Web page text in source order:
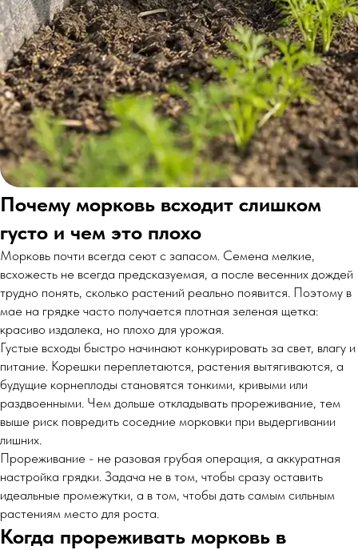
Почему морковь всходит слишком
густо и чем это плохо
Морковь почти всегда сеют с запасом. Семена мелкие,
всхожесть не всегда предсказуемая, а после весенних дождей
трудно понять, сколько растений реально появится. Поэтому в
мае на грядке часто получается плотная зеленая щетка:
красиво издалека, но плохо для урожая.
Густые всходы быстро начинают конкурировать за свет, влагу и
питание. Корешки переплетаются, растения вытягиваются, а
будущие корнеплоды становятся тонкими, кривыми или
раздвоенными. Чем дольше откладывать прореживание, тем
выше риск повредить соседние морковки при выдергивании
лишних.
Прореживание - не разовая грубая операция, а аккуратная
настройка грядки. Задача не в том, чтобы сразу оставить
идеальные промежутки, а в том, чтобы дать самым сильным
растениям место для роста.
Когда прореживать морковь в